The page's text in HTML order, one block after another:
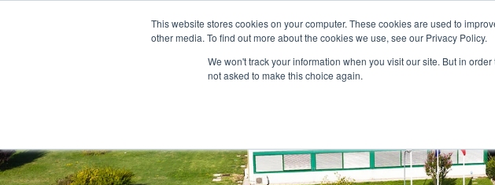
This website stores cookies on your computer. These cookies are used to
other media. To find out more about the cookies we use, see our Privacy Policy.
We won't track your information when you visit our site. But in
not asked to make this choice again.
Il Gruppo